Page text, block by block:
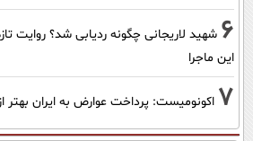
6 شهید لاریجانی چگونه ردیابی شد؟ روایت
این ماجرا
7 اکونومیست: پرداخت عوارض به ایران